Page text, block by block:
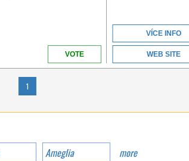
VOTE
VÍCE INFO
WEB SITE
1
Ameglia
more
LIGURIA